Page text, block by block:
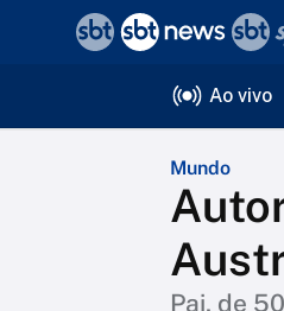
Ao vivo
Mundo
Pai, de
voltar
Editorias